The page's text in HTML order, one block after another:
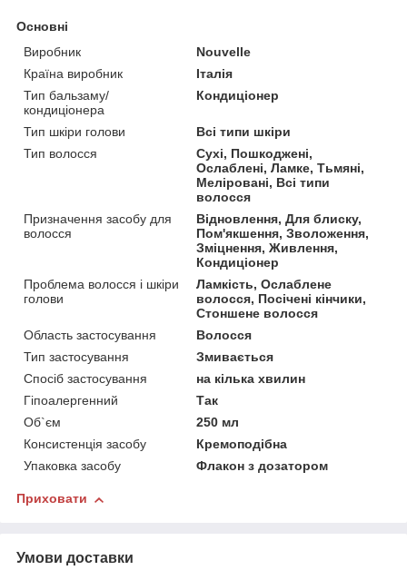
Основні
Виробник
Nouvelle
Країна виробник
Італія
Тип бальзаму/
кондиціонера
Кондиціонер
Тип шкіри голови
Всі типи шкіри
Тип волосся
Сухі, Пошкоджені,
Ослаблені, Ламке, Тьмяні,
Меліровані, Всі типи
волосся
Призначення засобу для
волосся
Відновлення, Для блиску,
Пом'якшення, Зволоження,
Зміцнення, Живлення,
Кондиціонер
Проблема волосся і шкіри
голови
Ламкість, Ослаблене
волосся, Посічені кінчики,
Стоншене волосся
Область застосування
Волосся
Тип застосування
Змивається
Спосіб застосування
на кілька хвилин
Гіпоалергенний
Так
Об`єм
250 мл
Консистенція засобу
Кремоподібна
Упаковка засобу
Флакон з дозатором
Приховати
Умови доставки